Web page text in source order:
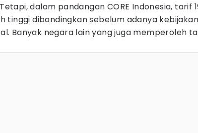
dalam pandangan CORE Indonesia, tarif
tinggi dibandingkan sebelum adanya
Banyak negara lain yang juga memperoleh